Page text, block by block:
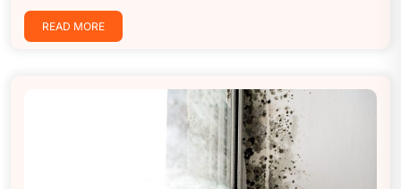
READ MORE